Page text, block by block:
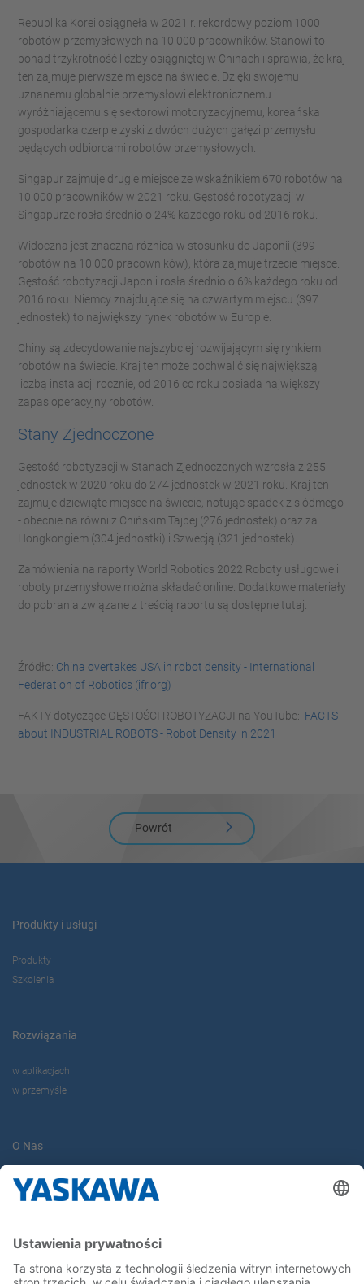
Republika Korei osiągnęła w 2021 r. rekordowy poziom 1000
robotów przemysłowych na 10 000 pracowników. Stanowi to
ponad trzykrotność liczby osiągniętej w Chinach i sprawia, że kraj
ten zajmuje pierwsze miejsce na świecie. Dzięki swojemu
uznanemu globalnie przemysłowi elektronicznemu i
wyróżniającemu się sektorowi motoryzacyjnemu, koreańska
gospodarka czerpie zyski z dwóch dużych gałęzi przemysłu
będących odbiorcami robotów przemysłowych.
Singapur zajmuje drugie miejsce ze wskaźnikiem 670 robotów na
10 000 pracowników w 2021 roku. Gęstość robotyzacji w
Singapurze rosła średnio o 24% każdego roku od 2016 roku.
Widoczna jest znaczna różnica w stosunku do Japonii (399
robotów na 10 000 pracowników), która zajmuje trzecie miejsce.
Gęstość robotyzacji Japonii rosła średnio o 6% każdego roku od
2016 roku. Niemcy znajdujące się na czwartym miejscu (397
jednostek) to największy rynek robotów w Europie.
Chiny są zdecydowanie najszybciej rozwijającym się rynkiem
robotów na świecie. Kraj ten może pochwalić się największą
liczbą instalacji rocznie, od 2016 co roku posiada największy
zapas operacyjny robotów.
Stany Zjednoczone
Gęstość robotyzacji w Stanach Zjednoczonych wzrosła z 255
jednostek w 2020 roku do 274 jednostek w 2021 roku. Kraj ten
zajmuje dziewiąte miejsce na świecie, notując spadek z siódmego
- obecnie na równi z Chińskim Tajpej (276 jednostek) oraz za
Hongkongiem (304 jednostki) i Szwecją (321 jednostek).
Zamówienia na raporty World Robotics 2022 Roboty usługowe i
roboty przemysłowe można składać online. Dodatkowe materiały
do pobrania związane z treścią raportu są dostępne tutaj.
Źródło: China overtakes USA in robot density - International
Federation of Robotics (ifr.org)
FAKTY dotyczące GĘSTOŚCI ROBOTYZACJI na YouTube: FACTS
about INDUSTRIAL ROBOTS - Robot Density in 2021
Powrót
Produkty i usługi
Produkty
Szkolenia
Rozwiązania
w aplikacjach
w przemyśle
O Nas
Yaskawa Europe Gmbh
Yaskawa Polska
Kariera